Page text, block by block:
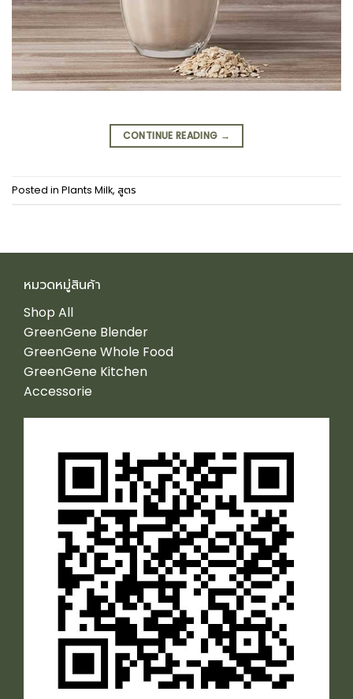
CONTINUE READING →
Posted in Plants Milk, สูตร
หมวดหมู่สินค้า
Shop All
GreenGene Blender
GreenGene Whole Food
GreenGene Kitchen
Accessorie